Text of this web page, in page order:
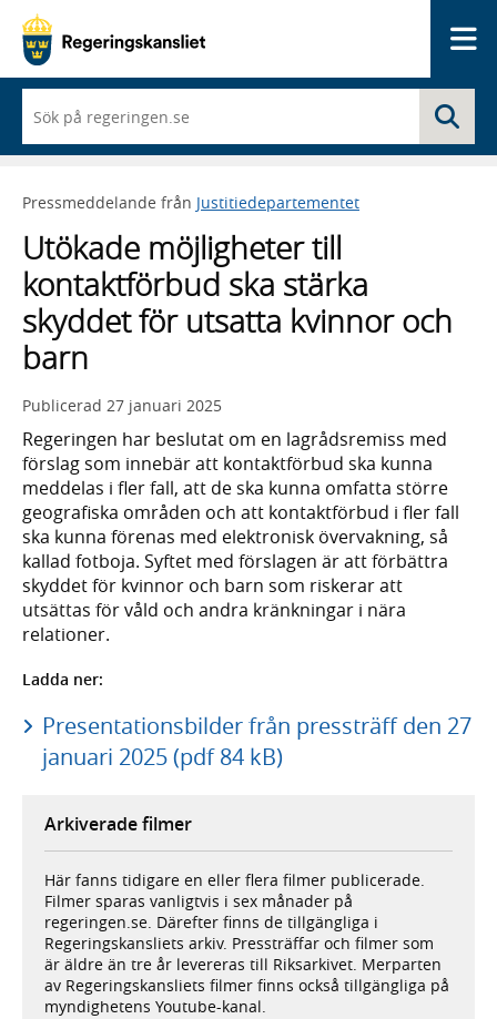
du
börjar
skriva
framträder
lista
med
sökförslag
Pressmeddelande från Justitiedepartementet
Utökade möjligheter till
kontaktförbud ska stärka
skyddet för utsatta kvinnor och
barn
Publicerad 27 januari 2025
Regeringen har beslutat om en lagrådsremiss med
förslag som innebär att kontaktförbud ska kunna
meddelas i fler fall, att de ska kunna omfatta större
geografiska områden och att kontaktförbud i fler fall
ska kunna förenas med elektronisk övervakning, så
kallad fotboja. Syftet med förslagen är att förbättra
skyddet för kvinnor och barn som riskerar att
utsättas för våld och andra kränkningar i nära
relationer.
Ladda ner:
Presentationsbilder från pressträff den 27
januari 2025 (pdf 84 kB)
Arkiverade filmer
Här fanns tidigare en eller flera filmer publicerade.
Filmer sparas vanligtvis i sex månader på
regeringen.se. Därefter finns de tillgängliga i
Regeringskansliets arkiv. Pressträffar och filmer som
är äldre än tre år levereras till Riksarkivet. Merparten
av Regeringskansliets filmer finns också tillgängliga på
myndighetens Youtube-kanal.